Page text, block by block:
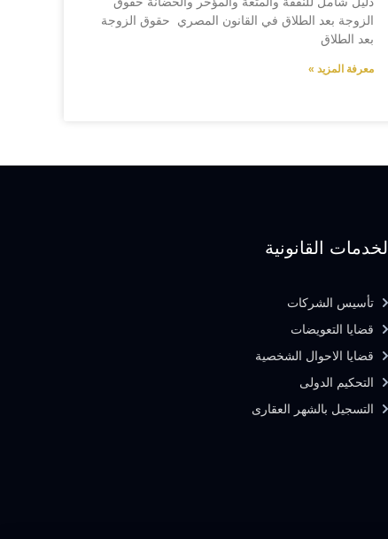
الزوجة بعد الطلاق في القانون المصري حقوق الزوجة
بعد الطلاق
معرفة المزيد »
الخدمات القانونية
تأسيس الشركات
قضايا التعويضات
قضايا الاحوال الشخصية
التحكيم الدولى
التسجيل بالشهر العقارى